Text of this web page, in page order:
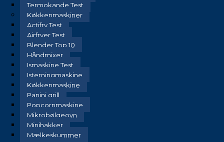
Termokande Test
Køkkenmaskiner
Actifry Test
Airfryer Test
Blender Top 10
Håndmixer
Ismaskine Test
Isterningmaskine
Køkkenmaskine
Panini grill
Popcornmaskine
Mikrobølgeovn
Minihakker
Mælkeskummer